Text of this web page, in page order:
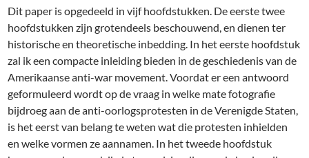
Dit paper is opgedeeld in vijf hoofdstukken. De eerste twee
hoofdstukken zijn grotendeels beschouwend, en dienen ter
historische en theoretische inbedding. In het eerste hoofdstuk
zal ik een compacte inleiding bieden in de geschiedenis van de
Amerikaanse anti-war movement. Voordat er een antwoord
geformuleerd wordt op de vraag in welke mate fotografie
bijdroeg aan de anti-oorlogsprotesten in de Verenigde Staten,
is het eerst van belang te weten wat die protesten inhielden
en welke vormen ze aannamen. In het tweede hoofdstuk